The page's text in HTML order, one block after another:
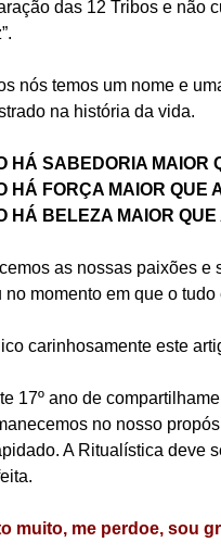
das 12 Tribos e não
nós temos um nome e
na história da vida.
HÁ SABEDORIA MAIOR
HÁ FORÇA MAIOR QUE
HÁ BELEZA MAIOR QUE
as nossas paixões e
no momento em que o
carinhosamente este
­17º ano de
no nosso
A Ritualística deve
muito, me perdoe, sou